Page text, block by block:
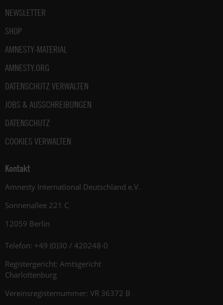
NEWSLETTER
SHOP
AMNESTY-MATERIAL
AMNESTY.ORG
DATENSCHUTZ VERWALTEN
JOBS & AUSSCHREIBUNGEN
DATENSCHUTZ
COOKIES VERWALTEN
Kontakt
Amnesty International Deutschland e.V.
Sonnenallee 221 C
12059 Berlin
Telefon: +49 (0)30 / 420248-0
Registergericht: Amtsgericht
Charlottenburg
Vereinsregisternummer: VR 36372 B